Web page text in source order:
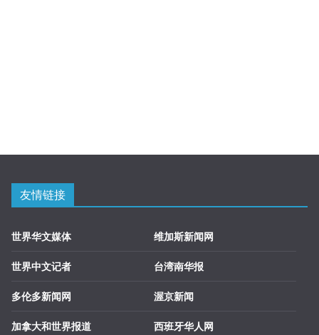
友情链接
世界华文媒体
世界中文记者
多伦多新闻网
加拿大和世界报道
维加斯新闻网
台湾南华报
渥京新闻
西班牙华人网